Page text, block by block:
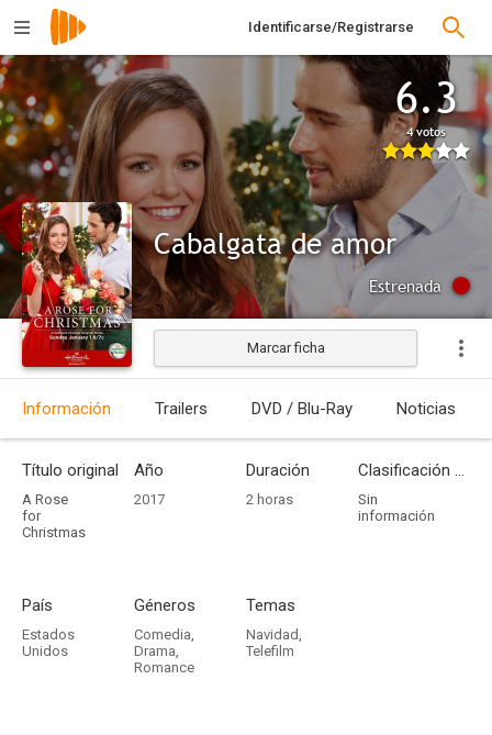
Identificarse/Registrarse
6.3
4 votos
Cabalgata de amor
Estrenada
Marcar ficha
Información Trailers DVD / Blu-Ray Noticias
Título original
A Rose
for
Christmas
Año
2017
Duración
2 horas
Clasificación por edades
Sin
información
País
Estados
Unidos
Géneros
Comedia,
Drama,
Romance
Temas
Navidad,
Telefilm